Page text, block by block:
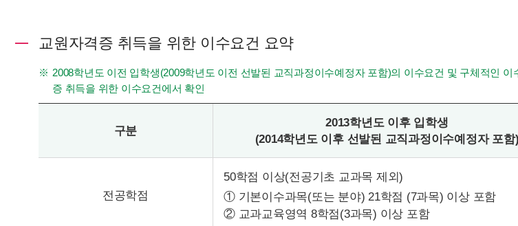
교원자격증 취득을 위한 이수요건 요약
2008학년도 이전 입학생(2009학년도 이전 선발된 교직과정이수예정자 포함)의 이수요건 및 구체적
증 취득을 위한 이수요건에서 확인
구분
2013학년도 이후 입학생
(2014학년도 이후 선발된 교직과정이수예정자 포함)
전공학점
50학점 이상(전공기초 교과목 제외)
① 기본이수과목(또는 분야) 21학점 (7과목) 이상 포함
② 교과교육영역 8학점(3과목) 이상 포함